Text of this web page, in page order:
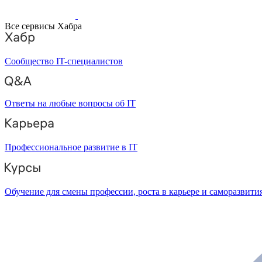
Все сервисы Хабра
Сообщество IT-специалистов
Ответы на любые вопросы об IT
Профессиональное развитие в IT
Обучение для смены профессии, роста в карьере и